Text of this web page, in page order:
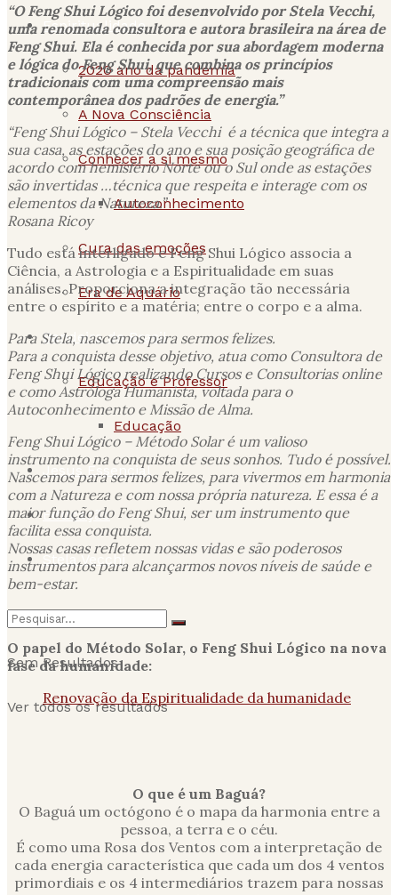
Espiritualidade
2020 ano da pandemia
A Nova Consciência
Conhecer a si mesmo
Autoconhecimento
Cura das emoções
Era de Aquário
Bandeira do Brasil
Educação e Professor
Educação
Jesus Essencial
Educação
Stela Vecchi
Sem Resultados
Ver todos os resultados
“O Feng Shui Lógico foi desenvolvido por Stela Vecchi,
uma renomada consultora e autora brasileira na área de
Feng Shui. Ela é conhecida por sua abordagem moderna
e lógica do Feng Shui, que combina os princípios
tradicionais com uma compreensão mais
contemporânea dos padrões de energia.”
“Feng Shui Lógico – Stela Vecchi é a técnica que integra a
sua casa, as estações do ano e sua posição geográfica de
acordo com hemisfério Norte ou o Sul onde as estações
são invertidas …técnica que respeita e interage com os
elementos da Natureza.”
Rosana Ricoy
Tudo está interligado e Feng Shui Lógico associa a
Ciência, a Astrologia e a Espiritualidade em suas
análises. Proporciona a integração tão necessária
entre o espírito e a matéria; entre o corpo e a alma.
Para Stela, nascemos para sermos felizes.
Para a conquista desse objetivo, atua como Consultora de
Feng Shui Lógico realizando Cursos e Consultorias online
e como Astróloga Humanista, voltada para o
Autoconhecimento e Missão de Alma.
Feng Shui Lógico – Método Solar é um valioso
instrumento na conquista de seus sonhos. Tudo é possível.
Nascemos para sermos felizes, para vivermos em harmonia
com a Natureza e com nossa própria natureza. E essa é a
maior função do Feng Shui, ser um instrumento que
facilita essa conquista.
Nossas casas refletem nossas vidas e são poderosos
instrumentos para alcançarmos novos níveis de saúde e
bem-estar.
O papel do Método Solar, o Feng Shui Lógico na nova
fase da humanidade:
Renovação da Espiritualidade da humanidade
O que é um Baguá?
O Baguá um octógono é o mapa da harmonia entre a
pessoa, a terra e o céu.
É como uma Rosa dos Ventos com a interpretação de
cada energia característica que cada um dos 4 ventos
primordiais e os 4 intermediários trazem para nossas